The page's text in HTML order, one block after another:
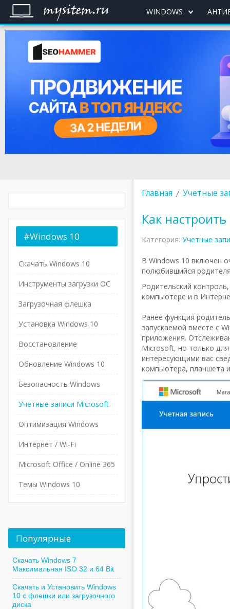
WINDOWS
Главная Учетные
Как
Категория: Учетные
В Windows 10 включен
полюбившийся
Родительский
компьютере и в
Ранее функция
запускаемой вместе с
приложения.
Microsoft, но только
интересующими вас
компьютера, планшета
#Windows 10
Скачать Windows 10
Инструменты загрузки ОС
Загрузочная флешка
Установка Windows 10
Восстановление
Обновление Windows 10
Безопасность Windows
Учетные записи Microsoft
Оптимизация Windows
Интернет / Wi-Fi
Microsoft Office / Online 365
Темы Windows 10
Популярные
Скачать Windows 7
Максимальная ISO 32 и 64 Bit
Скачать и Установить Windows
10 с флешки или загрузочного
диска